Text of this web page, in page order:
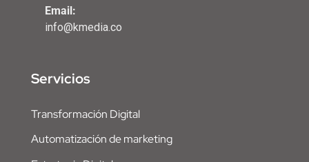
Email:
info@kmedia.co
Servicios
Transformación Digital
Automatización de marketing